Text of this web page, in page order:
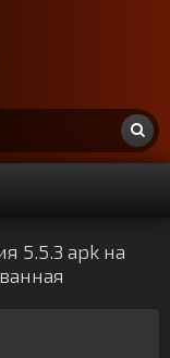
5.5.3 apk на